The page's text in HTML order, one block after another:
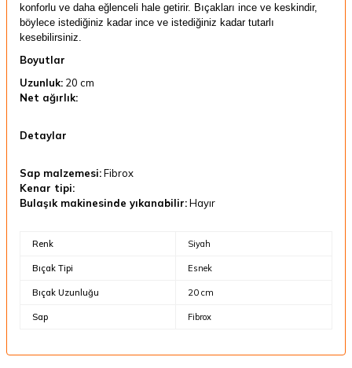
konforlu ve daha eğlenceli hale getirir. Bıçakları ince ve keskindir,
böylece istediğiniz kadar ince ve istediğiniz kadar tutarlı
kesebilirsiniz.
Boyutlar
Uzunluk: 20 cm
Net ağırlık:
Detaylar
Sap malzemesi:Fibrox
Kenar tipi:
Bulaşık makinesinde yıkanabilir:Hayır
Renk Siyah
Bıçak Tipi Esnek
Bıçak Uzunluğu 20 cm
Sap Fibrox